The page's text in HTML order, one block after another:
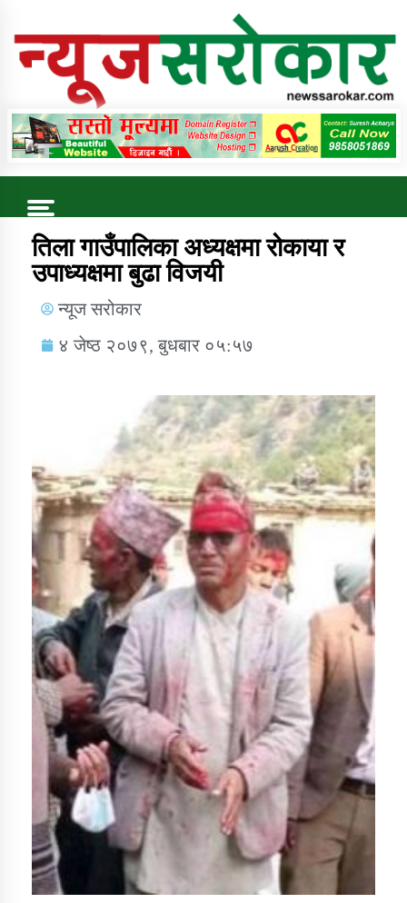
Online News Portal
Trending Now
कुषि बिकास कार्यालय जुम्ला सुचना सन्देश
डिभिजन कार्यालय जुम्लाको सुचना सन्देश
कर्णाली प्रविधि शिक्षालय जुम्लाको सुचना
सामाजिक बिकास कार्यालय जुम्लाकाे सुचना
कार्यक्रम कार्यान्वयन एकाई जुम्लाको सुचना
तिला गाउँपालिका अध्यक्षमा रोकाया र
उपाध्यक्षमा बुढा विजयी
न्यूज सरोकार
४ जेष्ठ २०७९, बुधबार ०५:५७